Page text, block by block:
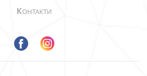
КОНТАКТИ